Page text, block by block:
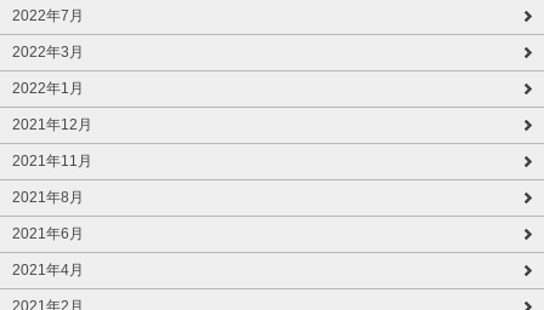
2022年7月
2022年3月
2022年1月
2021年12月
2021年11月
2021年8月
2021年6月
2021年4月
2021年2月